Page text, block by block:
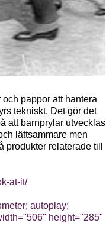
pappor att hantera
tekniskt. Det gör det
att barnprylar utvecklas
lättsammare men
relaterade till
at-it/
autoplay;
height="285"